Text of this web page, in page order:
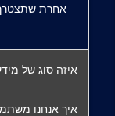
אחרת
איזה סוג של
איך אנחנו